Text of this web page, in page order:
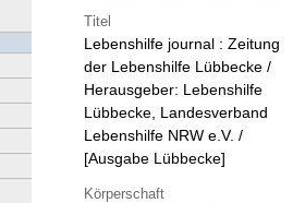
Titel
Lebenshilfe journal : Zeitung
der Lebenshilfe Lübbecke /
Herausgeber: Lebenshilfe
Lübbecke, Landesverband
Lebenshilfe NRW e.V. /
[Ausgabe Lübbecke]
Körperschaft